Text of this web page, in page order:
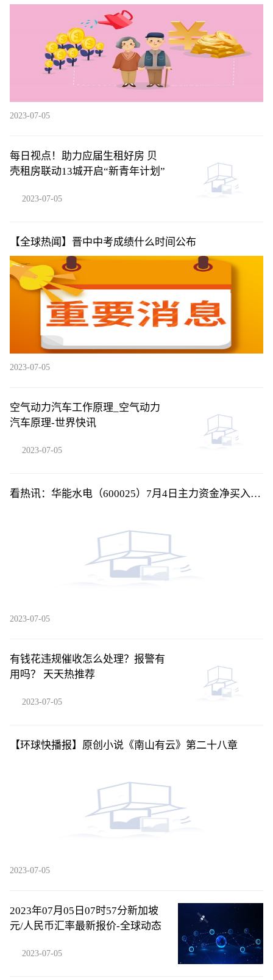
(AAPL.US)Vision Pro系列首年销量 但5年内将积累用户
2023-07-05
每日视点！助力应届生租好房 贝
壳租房联动13城开启“新青年计划”
2023-07-05
【全球热闻】晋中中考成绩什么时间公布
2023-07-05
空气动力汽车工作原理_空气动力
汽车原理-世界快讯
2023-07-05
看热讯：华能水电（600025）7月4日主力资金净买入
2023-07-05
有钱花违规催收怎么处理？报警有
用吗？ 天天热推荐
2023-07-05
【环球快播报】原创小说《南山有云》第二十八章
2023-07-05
2023年07月05日07时57分新加坡
元/人民币汇率最新报价-全球动态
2023-07-05